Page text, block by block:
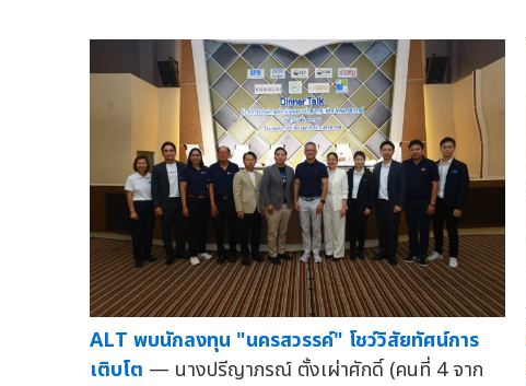
ALT พบนักลงทุน "นครสวรรค์" โชว์วิสัยทัศน์การ
เติบโต — นางปรีญาภรณ์ ตั้งเผ่าศักดิ์ (คนที่ 4 จาก